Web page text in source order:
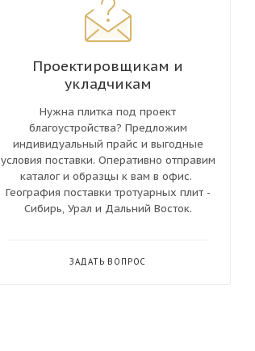
Проектировщикам и
укладчикам
Нужна плитка под проект
благоустройства? Предложим
индивидуальный прайс и выгодные
условия поставки. Оперативно отправим
каталог и образцы к вам в офис.
География поставки тротуарных плит -
Сибирь, Урал и Дальний Восток.
ЗАДАТЬ ВОПРОС